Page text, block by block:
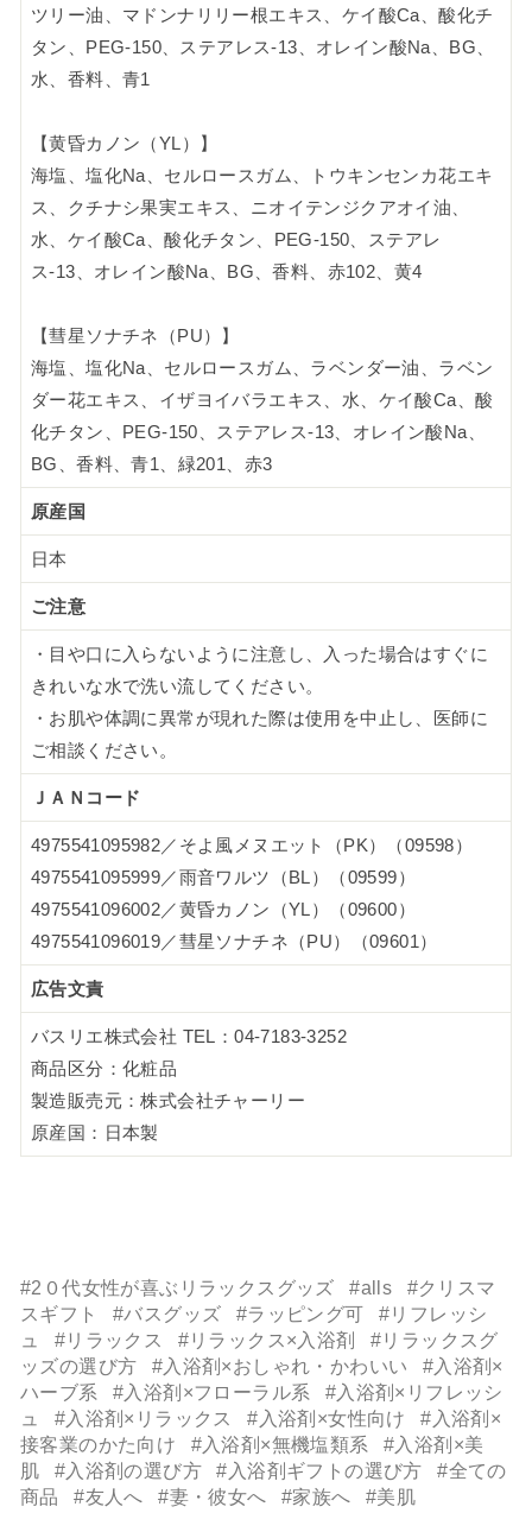
ツリー油、マドンナリリー根エキス、ケイ酸Ca、酸化チ
タン、PEG-150、ステアレス-13、オレイン酸Na、BG、
水、香料、青1
【黄昏カノン（YL）】
海塩、塩化Na、セルロースガム、トウキンセンカ花エキ
ス、クチナシ果実エキス、ニオイテンジクアオイ油、
水、ケイ酸Ca、酸化チタン、PEG-150、ステアレ
ス-13、オレイン酸Na、BG、香料、赤102、黄4
【彗星ソナチネ（PU）】
海塩、塩化Na、セルロースガム、ラベンダー油、ラベン
ダー花エキス、イザヨイバラエキス、水、ケイ酸Ca、酸
化チタン、PEG-150、ステアレス-13、オレイン酸Na、
BG、香料、青1、緑201、赤3
原産国
日本
ご注意
・目や口に入らないように注意し、入った場合はすぐに
きれいな水で洗い流してください。
・お肌や体調に異常が現れた際は使用を中止し、医師に
ご相談ください。
ＪＡＮコード
4975541095982／そよ風メヌエット（PK）（09598）
4975541095999／雨音ワルツ（BL）（09599）
4975541096002／黄昏カノン（YL）（09600）
4975541096019／彗星ソナチネ（PU）（09601）
広告文責
バスリエ株式会社 TEL：04-7183-3252
商品区分：化粧品
製造販売元：株式会社チャーリー
原産国：日本製
#2０代女性が喜ぶリラックスグッズ #alls
#クリスマ
スギフト
#バスグッズ #ラッピング可
#リフレッシ
ュ
#リラックス #リラックス×入浴剤
#リラックスグ
ッズの選び方
#入浴剤×おしゃれ・かわいい
#入浴剤×
ハーブ系
#入浴剤×フローラル系
#入浴剤×リフレッシ
ュ
#入浴剤×リラックス #入浴剤×女性向け
#入浴剤×
接客業のかた向け
#入浴剤×無機塩類系
#入浴剤×美
肌
#入浴剤の選び方 #入浴剤ギフトの選び方
#全ての
商品
#友人へ #妻・彼女へ #家族へ #美肌